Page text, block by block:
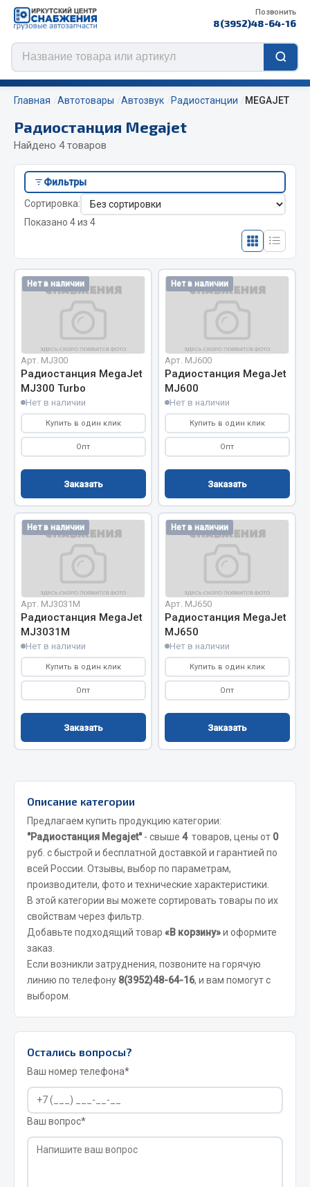
Позвонить
8(3952)48-64-16
Цепи противоскольжения
ЦЕПИ РОССИЯ
ЦЕПИ BOHU (Китай)
Изготовление цепей на колеса BOHU
Весь раздел
Автономные воздушные отопители
Жидкостные подогреватели
Отопители салона
Подогреватели тосола
Весь раздел
Автотовары
Автозвук
Автокаталоги
Брызговики
Вентиляторы кабины
Вымпела
Показать ещё
Весь раздел
Смазочные материалы
Охладжающие жидкости
Технические жидкости
Весь раздел
МЕТИЗЫ
Гайки
Кольца стопорные
Пресс-масленки
Пробки
Пружины
Показать ещё
Весь раздел
Соединительные элементы
Главная Автотовары Автозвук Радиостанции MEGAJET
Радиостанция Megajet
Найдено 4 товаров
Фильтры
Сортировка:
Показано 4 из 4
Нет в наличии
Арт. MJ300
Радиостанция MegaJet
MJ300 Turbo
Нет в наличии
Купить в один клик
Опт
Заказать
Нет в наличии
Арт. MJ600
Радиостанция MegaJet
MJ600
Нет в наличии
Купить в один клик
Опт
Заказать
Нет в наличии
Арт. MJ3031М
Радиостанция MegaJet
MJ3031М
Нет в наличии
Купить в один клик
Опт
Заказать
Нет в наличии
Арт. MJ650
Радиостанция MegaJet
MJ650
Нет в наличии
Купить в один клик
Опт
Заказать
Описание категории
Предлагаем купить продукцию категории:
"Радиостанция Megajet"- свыше 4 товаров, цены от 0
руб. с быстрой и бесплатной доставкой и гарантией по
всей России. Отзывы, выбор по параметрам,
производители, фото и технические характеристики.
В этой категории вы можете сортировать товары по их
свойствам через фильтр.
Добавьте подходящий товар «В корзину»и оформите
заказ.
Если возникли затруднения, позвоните на горячую
линию по телефону 8(3952)48-64-16, и вам помогут с
выбором.
Остались вопросы?
Ваш номер телефона*
Ваш вопрос*